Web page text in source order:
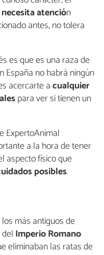
necesita atención
antes, no tolera
es que es una raza de
España no habrá ningún
acercarte acualquier
para ver si tienen un
ExpertoAnimal
a la hora de tener
aspecto físico que
posibles.
más antiguos de
Imperio Romano
eliminaban las ratas de